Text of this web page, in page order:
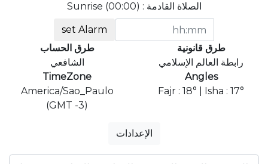
الصلاة القادمة : Sunrise (00:00)
set Alarm
طرق قانونية
رابطة العالم الإسلامي
طرق الحساب
الشافعي
Angles
Fajr : 18° | Isha : 17°
TimeZone
America/Sao_Paulo
(GMT -3)
الإعدادات